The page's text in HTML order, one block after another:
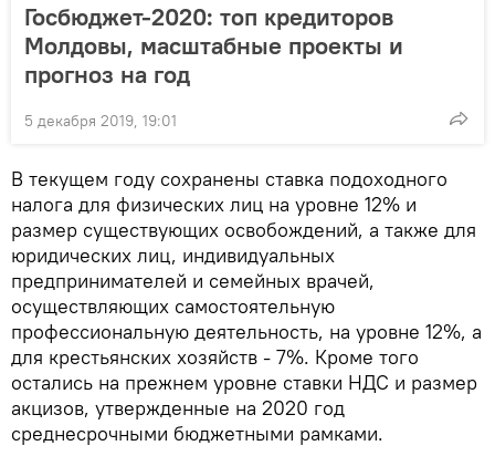
Госбюджет-2020: топ кредиторов
Молдовы, масштабные проекты и
прогноз на год
5 декабря 2019, 19:01
В текущем году сохранены ставка подоходного
налога для физических лиц на уровне 12% и
размер существующих освобождений, а также для
юридических лиц, индивидуальных
предпринимателей и семейных врачей,
осуществляющих самостоятельную
профессиональную деятельность, на уровне 12%, а
для крестьянских хозяйств - 7%. Кроме того
остались на прежнем уровне ставки НДС и размер
акцизов, утвержденные на 2020 год
среднесрочными бюджетными рамками.